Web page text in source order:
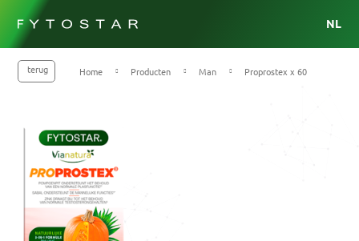
NL
terug Home Producten Man Proprostex x 60